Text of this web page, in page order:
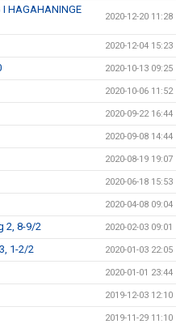
I HAGAHANINGE
2020-12-20 11:28
2020-12-04 15:23
2020-10-13 09:25
2020-10-06 11:52
2020-09-22 16:44
2020-09-08 14:44
2020-08-19 19:07
2020-06-18 15:53
2020-04-08 09:04
2, 8-9/2 2020-02-03 09:01
1-2/2 2020-01-03 22:05
2020-01-01 23:44
2019-12-03 12:10
2019-11-29 11:10